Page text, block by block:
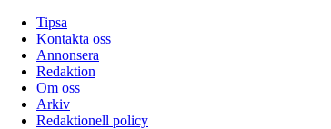
Tipsa
Kontakta oss
Annonsera
Redaktion
Om oss
Arkiv
Redaktionell policy